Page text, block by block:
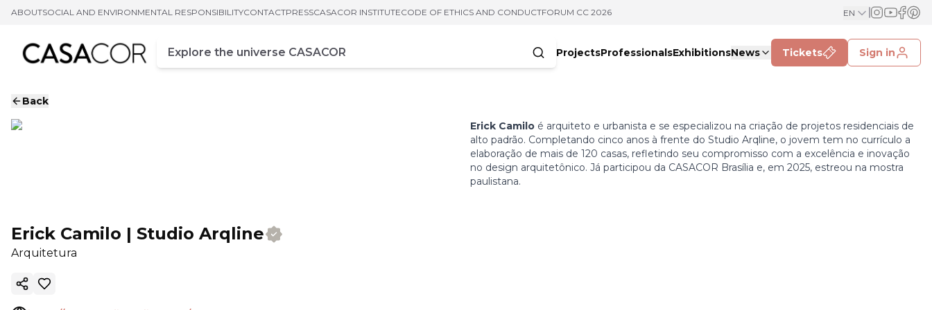
ABOUTSOCIAL AND ENVIRONMENTAL RESPONSIBILITYCONTACTPRESSCASACOR INSTITUTECODE OF ETHICS AND CONDUCTFORUM CC 2026 EN
Campo de busca
Enter at least three characters
ProjectsProfessionalsExhibitionsNews Tickets Sign in
Back
Erick Camilo | Studio Arqline
Arquitetura
Copy ink
Erick Camilo é arquiteto e urbanista e se especializou na criação de projetos residenciais de
alto padrão. Completando cinco anos à frente do Studio Arqline, o jovem tem no currículo a
elaboração de mais de 120 casas, refletindo seu compromisso com a excelência e inovação
no design arquitetônico. Já participou da CASACOR Brasília e, em 2025, estreou na mostra
paulistana.